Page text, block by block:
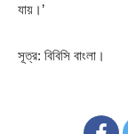
যায়।’
সূত্র: বিবিসি বাংলা।